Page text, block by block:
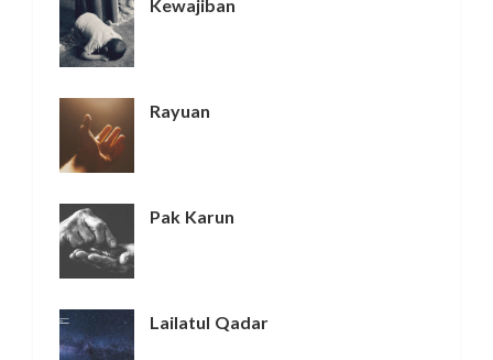
Kewajiban
Rayuan
Pak Karun
Lailatul Qadar